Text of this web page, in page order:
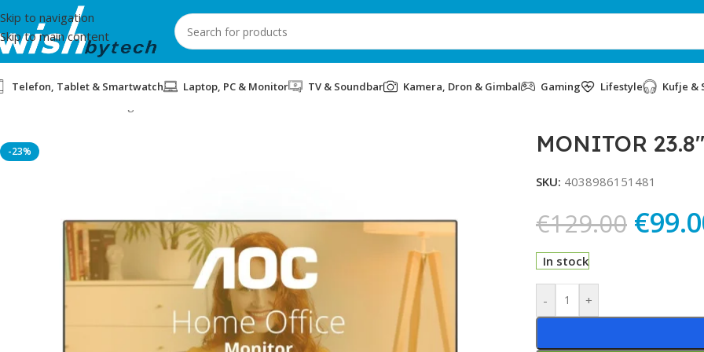
Skip to navigation
Skip to main content
Telefon, Tablet & Smartwatch Laptop, PC & Monitor TV & Soundbar Kamera, Dron & Gimbal Gaming Lifestyle Kufje &
-23% MONITOR
SKU: 4038986151481
€129.00 €
In stock
- +
Alternative: